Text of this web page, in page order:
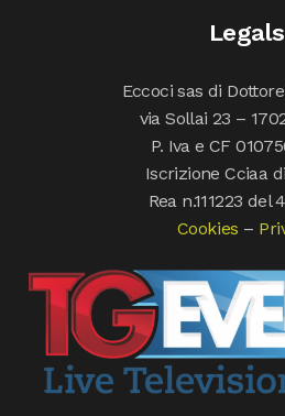
Legals
Eccoci sas di
via Sollai 23 –
P. Iva e CF
Iscrizione Cciaa
Rea n.111223 del
Cookies –